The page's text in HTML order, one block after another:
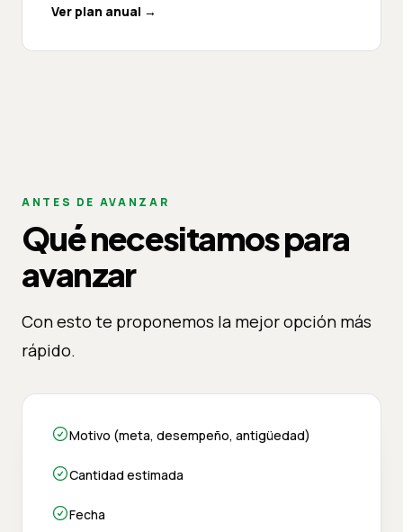
Ver plan anual →
ANTES DE AVANZAR
Qué necesitamos para
avanzar
Con esto te proponemos la mejor opción más
rápido.
Motivo (meta, desempeño, antigüedad)
Cantidad estimada
Fecha